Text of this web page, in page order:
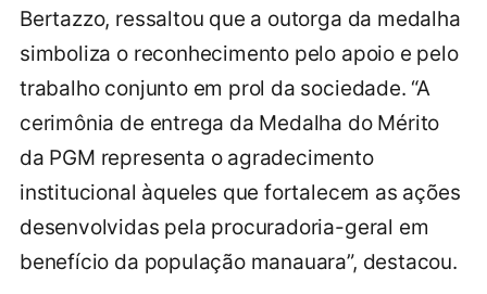
Bertazzo, ressaltou que a outorga da medalha
simboliza o reconhecimento pelo apoio e pelo
trabalho conjunto em prol da sociedade. “A
cerimônia de entrega da Medalha do Mérito
da PGM representa o agradecimento
institucional àqueles que fortalecem as ações
desenvolvidas pela procuradoria-geral em
benefício da população manauara”, destacou.